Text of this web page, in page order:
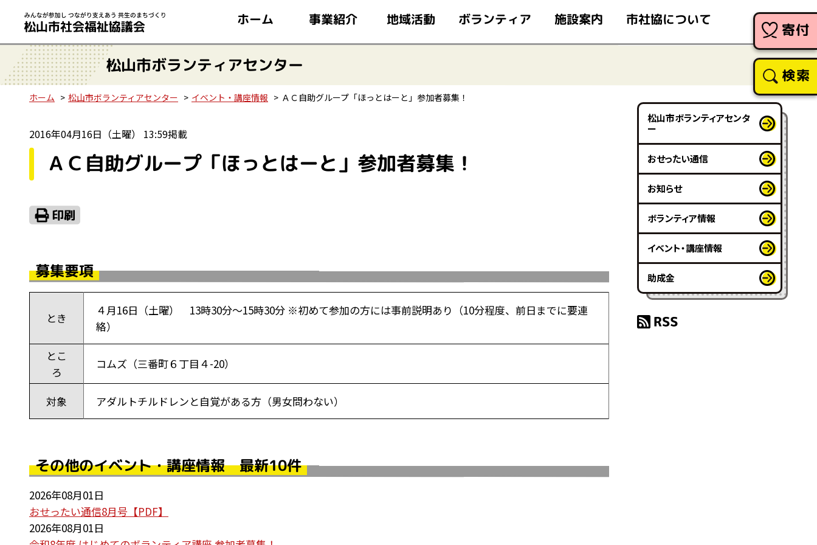
ホーム 事業紹介 地域活動 ボランティア 施設案内 市社協について
寄付
検索
松山市ボランティアセンター
ホーム 松山市ボランティアセンター イベント・講座情報 ＡＣ自助グループ「ほっとはーと」参加者募集！
2016年04月16日（土曜） 13:59掲載
ＡＣ自助グループ「ほっとはーと」参加者募集！
募集要項
とき
４月16日（土曜） 13時30分～15時30分 ※初めて参加の方には事前説明あり（10分程度、前日までに要連
絡）
とこ
ろ
コムズ（三番町６丁目４-20）
対象 アダルトチルドレンと自覚がある方（男女問わない）
その他のイベント・講座情報 最新10件
2026年08月01日
おせったい通信8月号【PDF】
2026年08月01日
松山市ボランティアセンタ
ー
おせったい通信
お知らせ
ボランティア情報
イベント・講座情報
助成金